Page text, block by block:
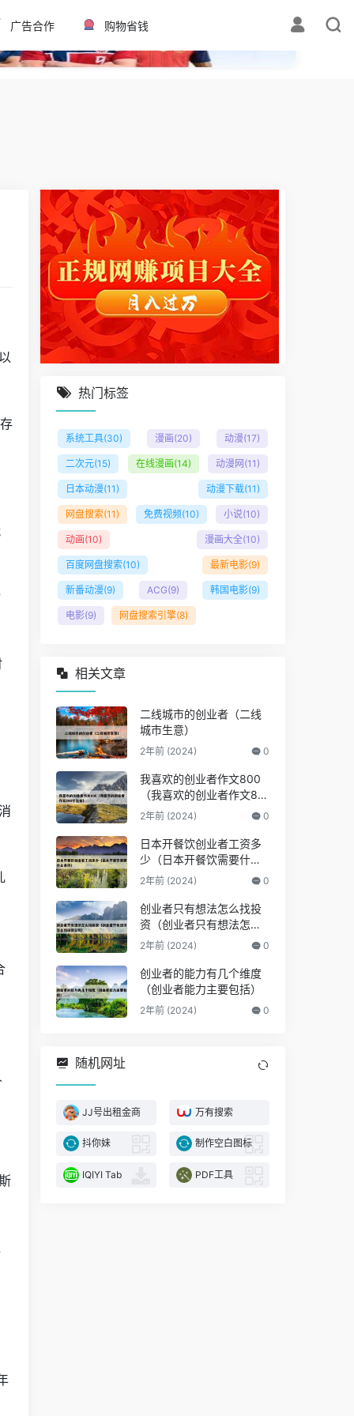
✕
广告合作 购物省钱
热门标签
系统工具(30) 漫画(20) 动漫(17)
二次元(15) 在线漫画(14) 动漫网 (11)
日本动漫(11) 动漫下载(11)
网盘搜索(11) 免费视频(10) 小说(10)
动画(10) 漫画大全(10)
百度网盘搜索(10) 最新电影(9)
新番动漫(9) ACG(9) 韩国电影(9)
电影(9) 网盘搜索引擎(8)
相关文章
二线城市的创业者（二线
城市生意）
2年前 (2024) 0
我喜欢的创业者作文800
（我喜欢的创业者作文80
0字左右）
2年前 (2024) 0
日本开餐饮创业者工资多
少（日本开餐饮需要什么
条件）
2年前 (2024) 0
创业者只有想法怎么找投
资（创业者只有想法怎么
找投资公司）
2年前 (2024) 0
创业者的能力有几个维度
（创业者能力主要包括）
2年前 (2024) 0
随机网址
JJ号出租金商 万有搜索
抖你妹 制作空白图标
IQIYI Tab PDF工具